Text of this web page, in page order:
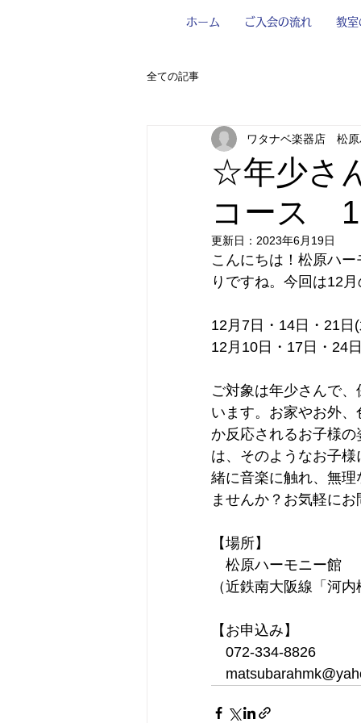
ホーム ご入会の流れ 教室
全ての記事
☆年少さ
コース
ワタナベ楽器店 松原
更新日： 2023年6月19日
こんにちは！松原ハ
りですね。今回は12
12月7日・14日・21日
12月10日・17日・24
ご対象は年少さんで
います。お家やお外
か反応されるお子様
は、そのようなお子
緒に音楽に触れ、無
ませんか？お気軽に
【場所】
松原ハーモニー館
（近鉄南大阪線「河
【お申込み】
072-334‐8826